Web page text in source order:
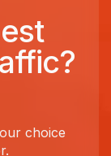
choice